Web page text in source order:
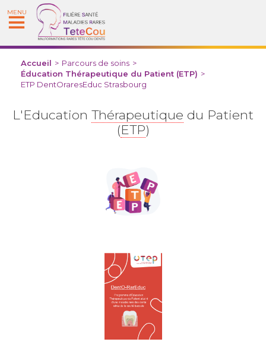
MENU
Accueil > Parcours de soins >
Éducation Thérapeutique du Patient (ETP) >
ETP DentOraresEduc Strasbourg
L'Education Thérapeutique du Patient
(ETP)